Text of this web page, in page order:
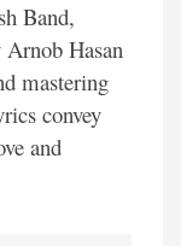
Band,
Hasan
mastering
convey
and